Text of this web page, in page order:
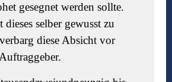
gesegnet werden sollte.
dieses selber gewusst zu
diese Absicht vor